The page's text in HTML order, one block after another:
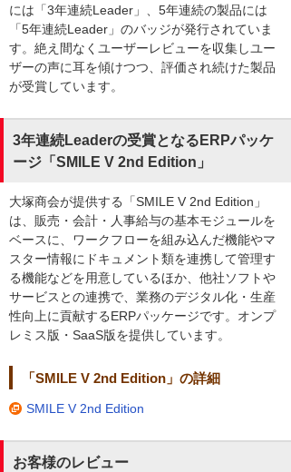
には「3年連続Leader」、5年連続の製品には
「5年連続Leader」のバッジが発行されていま
す。絶え間なくユーザーレビューを収集しユー
ザーの声に耳を傾けつつ、評価され続けた製品
が受賞しています。
3年連続Leaderの受賞となるERPパッケ
ージ「SMILE V 2nd Edition」
大塚商会が提供する「SMILE V 2nd Edition」
は、販売・会計・人事給与の基本モジュールを
ベースに、ワークフローを組み込んだ機能やマ
スター情報にドキュメント類を連携して管理す
る機能などを用意しているほか、他社ソフトや
サービスとの連携で、業務のデジタル化・生産
性向上に貢献するERPパッケージです。オンプ
レミス版・SaaS版を提供しています。
「SMILE V 2nd Edition」の詳細
SMILE V 2nd Edition
お客様のレビュー